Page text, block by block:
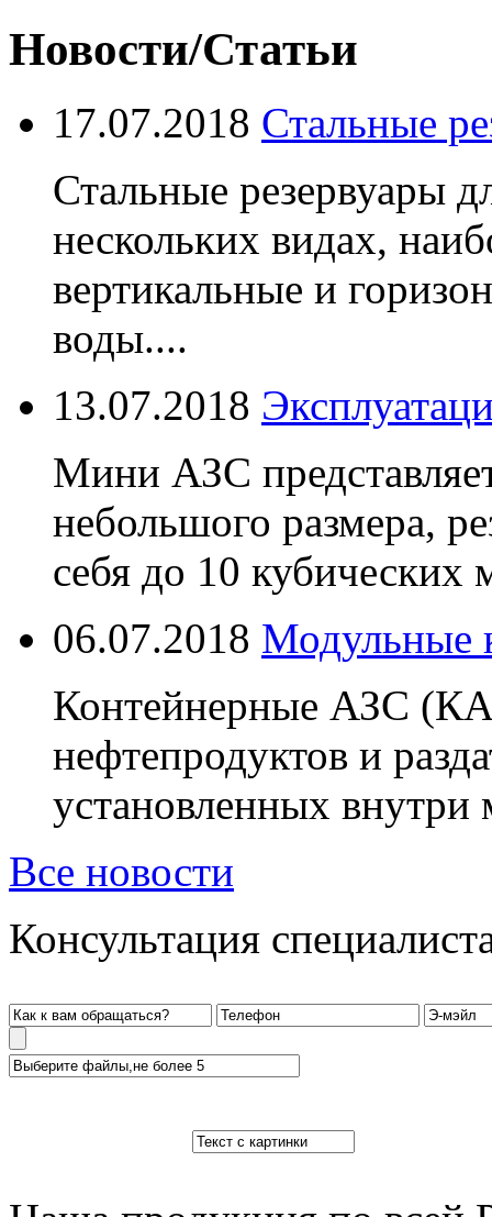
Новости/Статьи
17.07.2018 Стальные
Стальные резервуары
нескольких видах,
вертикальные и
воды....
13.07.2018
Мини АЗС
небольшого размера,
себя до 10 кубических
06.07.2018 Модульные
Контейнерные АЗС
нефтепродуктов и
установленных внутри
Все новости
Консультация